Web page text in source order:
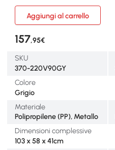
Aggiungi al carrello
157,95€
SKU
370-220V90GY
Colore
Grigio
Materiale
Polipropilene (PP), Metallo
Dimensioni complessive
103 x 58 x 41cm